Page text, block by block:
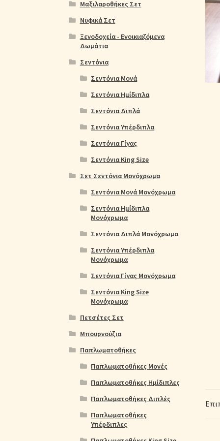
Μαξιλαροθήκες Σετ
Νυφικά Σετ
Ξενοδοχεία - Ενοικιαζόμενα
Δωμάτια
Σεντόνια
Σεντόνια Μονά
Σεντόνια Ημίδιπλα
Σεντόνια Διπλά
Σεντόνια Υπέρδιπλα
Σεντόνια Γίγας
Σεντόνια King Size
Σετ Σεντόνια Μονόχρωμα
Σεντόνια Μονά Μονόχρωμα
Σεντόνια Ημίδιπλα
Μονόχρωμα
Σεντόνια Διπλά Μονόχρωμα
Σεντόνια Υπέρδιπλα
Μονόχρωμα
Σεντόνια Γίγας Μονόχρωμα
Σεντόνια King Size
Μονόχρωμα
Πετσέτες Σετ
Μπουρνούζια
Παπλωματοθήκες
Παπλωματοθήκες Μονές
Παπλωματοθήκες Ημίδιπλες
Παπλωματοθήκες Διπλές
Παπλωματοθήκες
Υπέρδιπλες